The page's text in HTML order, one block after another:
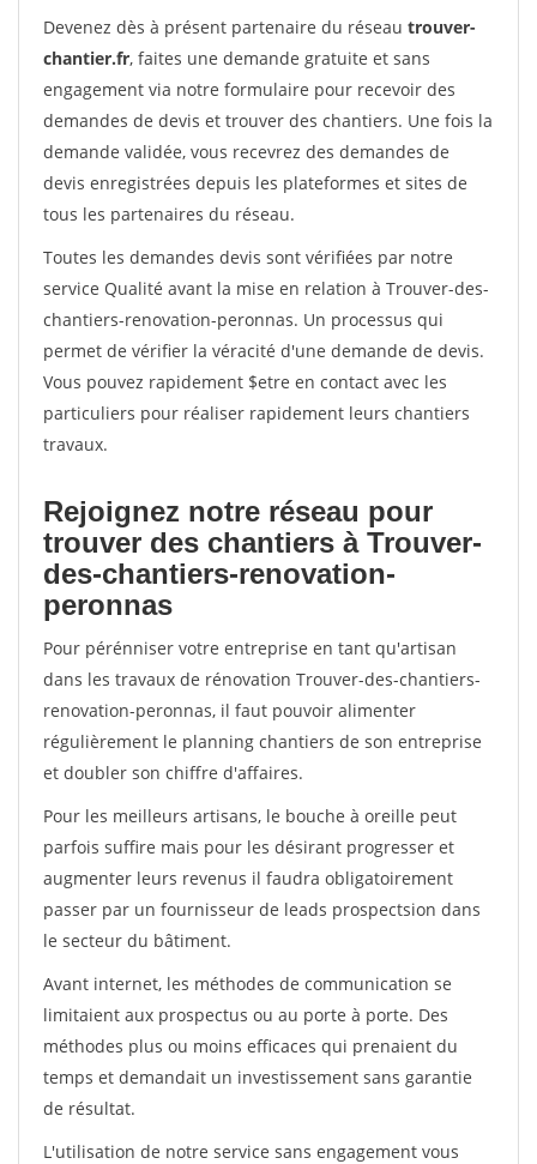
Devenez dès à présent partenaire du réseau trouver-
chantier.fr, faites une demande gratuite et sans
engagement via notre formulaire pour recevoir des
demandes de devis et trouver des chantiers. Une fois la
demande validée, vous recevrez des demandes de
devis enregistrées depuis les plateformes et sites de
tous les partenaires du réseau.
Toutes les demandes devis sont vérifiées par notre
service Qualité avant la mise en relation à Trouver-des-
chantiers-renovation-peronnas. Un processus qui
permet de vérifier la véracité d'une demande de devis.
Vous pouvez rapidement $etre en contact avec les
particuliers pour réaliser rapidement leurs chantiers
travaux.
Rejoignez notre réseau pour
trouver des chantiers à Trouver-
des-chantiers-renovation-
peronnas
Pour pérénniser votre entreprise en tant qu'artisan
dans les travaux de rénovation Trouver-des-chantiers-
renovation-peronnas, il faut pouvoir alimenter
régulièrement le planning chantiers de son entreprise
et doubler son chiffre d'affaires.
Pour les meilleurs artisans, le bouche à oreille peut
parfois suffire mais pour les désirant progresser et
augmenter leurs revenus il faudra obligatoirement
passer par un fournisseur de leads prospectsion dans
le secteur du bâtiment.
Avant internet, les méthodes de communication se
limitaient aux prospectus ou au porte à porte. Des
méthodes plus ou moins efficaces qui prenaient du
temps et demandait un investissement sans garantie
de résultat.
L'utilisation de notre service sans engagement vous